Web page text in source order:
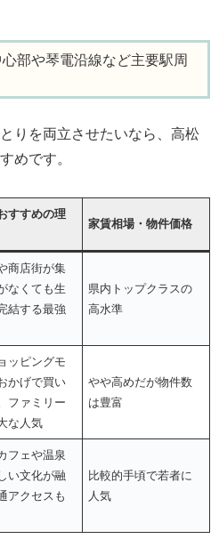
部や琴電沿線など主要駅周
りを両立させたいなら、高松
めです。
すすめの理
家賃相場・物件価格
商店街が集
なくても生
結する最強
県内トップクラスの
高水準
ッピングモ
かげで買い
ファミリー
な人気
やや高めだが物件数
は豊富
フェや温泉
い文化が融
アクセスも
比較的手頃で若者に
人気